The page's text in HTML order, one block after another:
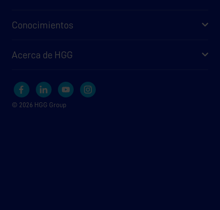
Conocimientos
Acerca de HGG
© 2026 HGG Group